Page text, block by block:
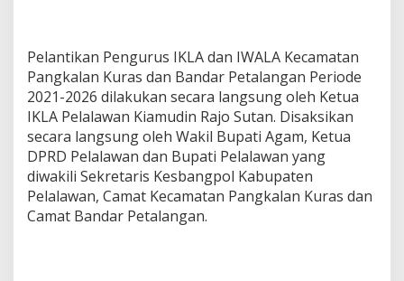
Pelantikan Pengurus IKLA dan IWALA Kecamatan
Pangkalan Kuras dan Bandar Petalangan Periode
2021-2026 dilakukan secara langsung oleh Ketua
IKLA Pelalawan Kiamudin Rajo Sutan. Disaksikan
secara langsung oleh Wakil Bupati Agam, Ketua
DPRD Pelalawan dan Bupati Pelalawan yang
diwakili Sekretaris Kesbangpol Kabupaten
Pelalawan, Camat Kecamatan Pangkalan Kuras dan
Camat Bandar Petalangan.